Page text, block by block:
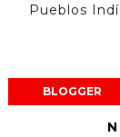
Pueblos
BLOGGER